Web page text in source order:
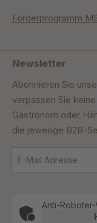
Förderprogramm
Newsletter
Abonnieren Sie
verpassen Sie
Gastronom oder
die jeweilige B2B-
Anti-